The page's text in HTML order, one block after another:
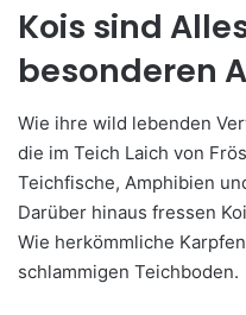
Kois sind
besonderen
Wie ihre wild lebenden
die im Teich Laich von
Teichfische, Amphibien
Darüber hinaus fressen
Wie herkömmliche
schlammigen Teichboden.